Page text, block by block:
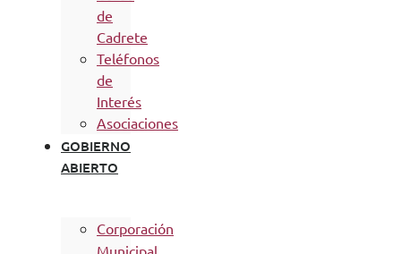
de
Cadrete
Teléfonos
de
Interés
Asociaciones
GOBIERNO
ABIERTO
Corporación
Municipal